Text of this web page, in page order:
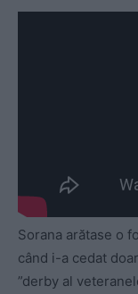
Sorana arătase o
când i-a cedat
”derby al